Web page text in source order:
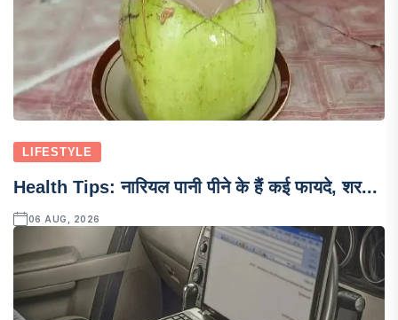
LIFESTYLE
Health Tips: नारियल पानी पीने के हैं कई फायदे, शर...
06 AUG, 2026